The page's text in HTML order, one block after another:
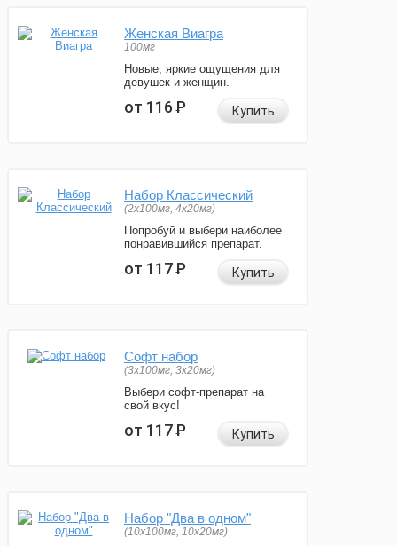
Женская Виагра
100мг
Новые, яркие ощущения для
девушек и женщин.
от 116Р Купить
Набор Классический
(2x100мг, 4x20мг)
Попробуй и выбери наиболее
понравившийся препарат.
от 117Р Купить
Софт набор
(3x100мг, 3x20мг)
Выбери софт-препарат на
свой вкус!
от 117Р Купить
Набор "Два в одном"
(10x100мг, 10x20мг)